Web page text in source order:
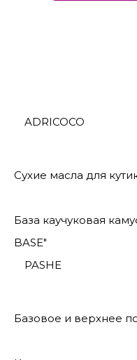
ADRICOCO
Сухие масла для
База каучуковая
BASE"
PASHE
Базовое и верхнее